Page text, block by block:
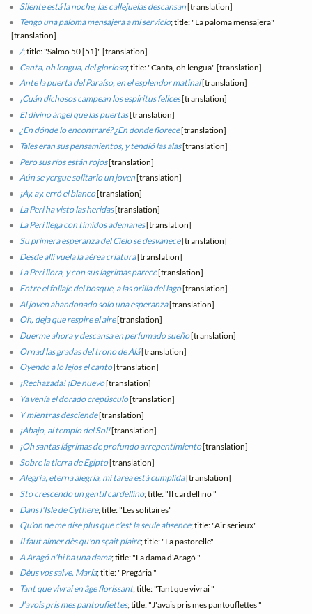
Silente está la noche, las callejuelas descansan[translation]
Tengo una paloma mensajera a mi servicio; title: "La paloma mensajera"
[translation]
/; title: "Salmo 50 [51]" [translation]
Canta, oh lengua, del glorioso; title: "Canta, oh lengua" [translation]
Ante la puerta del Paraíso, en el esplendor matinal[translation]
¡Cuán dichosos campean los espíritus felices[translation]
El divino ángel que las puertas[translation]
¿En dónde lo encontraré? ¿En donde florece[translation]
Tales eran sus pensamientos, y tendió las alas[translation]
Pero sus ríos están rojos[translation]
Aún se yergue solitario un joven[translation]
¡Ay, ay, erró el blanco[translation]
La Peri ha visto las heridas[translation]
La Peri llega con tímidos ademanes[translation]
Su primera esperanza del Cielo se desvanece[translation]
Desde allí vuela la aérea criatura[translation]
La Peri llora, y con sus lagrimas parece[translation]
Entre el follaje del bosque, a las orilla del lago[translation]
Al joven abandonado solo una esperanza[translation]
Oh, deja que respire el aire[translation]
Duerme ahora y descansa en perfumado sueño[translation]
Ornad las gradas del trono de Alá[translation]
Oyendo a lo lejos el canto[translation]
¡Rechazada! ¡De nuevo[translation]
Ya venía el dorado crepúsculo[translation]
Y mientras desciende[translation]
¡Abajo, al templo del Sol![translation]
¡Oh santas lágrimas de profundo arrepentimiento[translation]
Sobre la tierra de Egipto[translation]
Alegría, eterna alegría, mi tarea está cumplida[translation]
Sto crescendo un gentil cardellino; title: "Il cardellino "
Dans l'Isle de Cythere; title: "Les solitaires"
Qu'on ne me dise plus que c'est la seule absence; title: "Air sérieux"
Il faut aimer dès qu'on sçait plaire; title: "La pastorelle"
A Aragó n'hi ha una dama; title: "La dama d'Aragó "
Dèus vos salve, María; title: "Pregária "
Tant que vivrai en âge florissant; title: "Tant que vivrai "
J'avois pris mes pantouflettes; title: "J'avais pris mes pantouflettes "